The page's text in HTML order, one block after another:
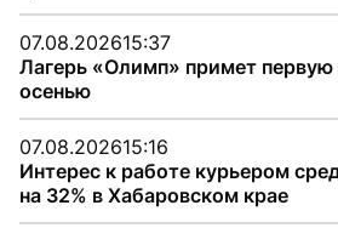
07.08.202615:37
Лагерь «Олимп» примет
осенью
07.08.202615:16
Интерес к работе курьером
на 32% в Хабаровском крае